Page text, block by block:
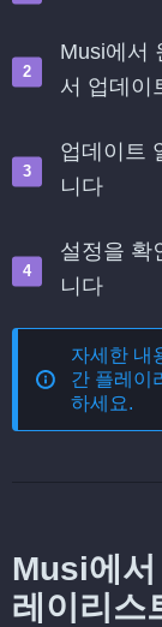
Musi에서
서 업데이
업데이트
니다
설정을 확
니다
자세한 내
간 플레이
하세요.
Musi에
레이리스